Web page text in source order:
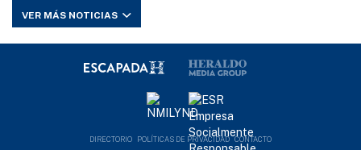
VER MÁS NOTICIAS
DIRECTORIO POLÍTICAS DE PRIVACIDAD CONTACTO